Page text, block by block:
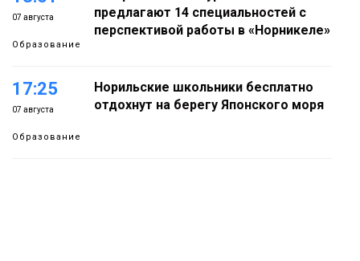
07 августа
Образование
предлагают 14 специальностей с
перспективой работы в «Норникеле»
17:25
07 августа
Образование
Норильские школьники бесплатно
отдохнут на берегу Японского моря